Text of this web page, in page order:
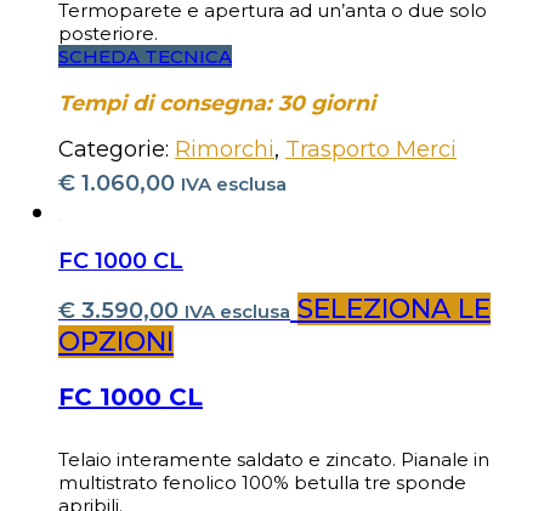
Termoparete e apertura ad un’anta o due solo
posteriore.
SCHEDA TECNICA
Tempi di consegna: 30 giorni
Categorie: Rimorchi, Trasporto Merci
€ 1.060,00 IVA esclusa
FC 1000 CL
€ 3.590,00 IVA esclusa SELEZIONA LE
OPZIONI
FC 1000 CL
Telaio interamente saldato e zincato. Pianale in
multistrato fenolico 100% betulla tre sponde
apribili.